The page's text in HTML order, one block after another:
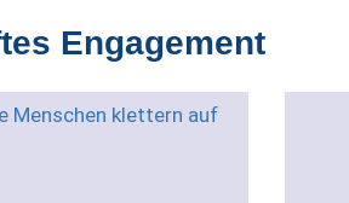
Engagement